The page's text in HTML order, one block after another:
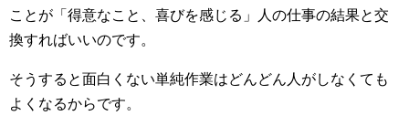
ことが「得意なこと、喜びを感じる」人の仕事の結果と交
換すればいいのです。
そうすると面白くない単純作業はどんどん人がしなくても
よくなるからです。